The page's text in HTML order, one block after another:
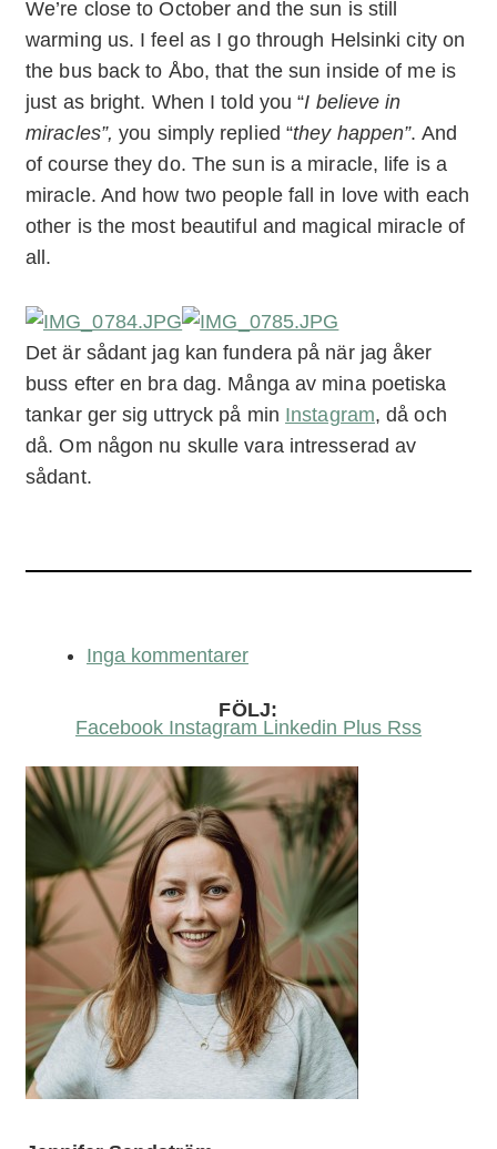
We’re close to October and the sun is still
warming us. I feel as I go through Helsinki city on
the bus back to Åbo, that the sun inside of me is
just as bright. When I told you “I believe in
miracles”, you simply replied “they happen”. And
of course they do. The sun is a miracle, life is a
miracle. And how two people fall in love with each
other is the most beautiful and magical miracle of
all.
Det är sådant jag kan fundera på när jag åker
buss efter en bra dag. Många av mina poetiska
tankar ger sig uttryck på min Instagram, då och
då. Om någon nu skulle vara intresserad av
sådant.
Inga kommentarer
FÖLJ:
Facebook Instagram Linkedin Plus Rss